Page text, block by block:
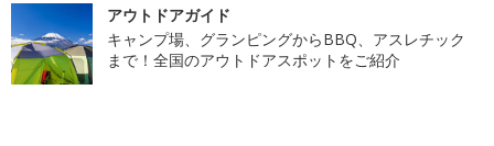
アウトドアガイド
キャンプ場、グランピングからBBQ、アスレチック
まで！全国のアウトドアスポットをご紹介